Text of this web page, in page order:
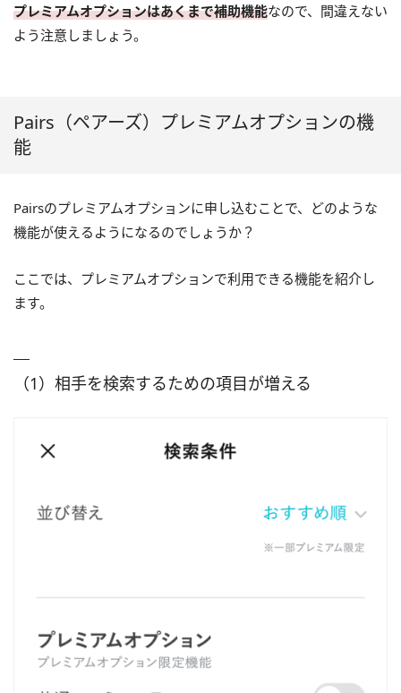
プレミアムオプションはあくまで補助機能なので、間違えない
よう注意しましょう。
Pairs（ペアーズ）プレミアムオプションの機
能
Pairsのプレミアムオプションに申し込むことで、どのような
機能が使えるようになるのでしょうか？
ここでは、プレミアムオプションで利用できる機能を紹介し
ます。
（1）相手を検索するための項目が増える